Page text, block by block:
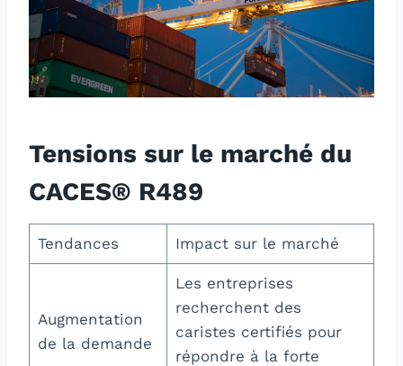
Tensions sur le marché du
CACES® R489
Tendances Impact sur le marché
Augmentation
de la demande
Les entreprises
recherchent des
caristes certifiés pour
répondre à la forte